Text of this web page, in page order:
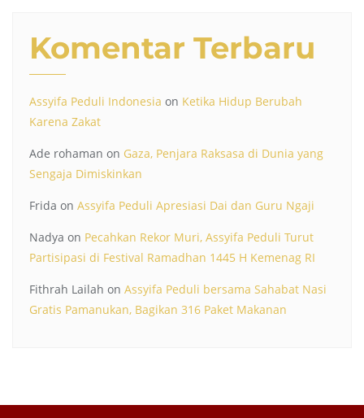
Komentar Terbaru
Assyifa Peduli Indonesia on Ketika Hidup Berubah
Karena Zakat
Ade rohaman on Gaza, Penjara Raksasa di Dunia yang
Sengaja Dimiskinkan
Frida on Assyifa Peduli Apresiasi Dai dan Guru Ngaji
Nadya on Pecahkan Rekor Muri, Assyifa Peduli Turut
Partisipasi di Festival Ramadhan 1445 H Kemenag RI
Fithrah Lailah on Assyifa Peduli bersama Sahabat Nasi
Gratis Pamanukan, Bagikan 316 Paket Makanan